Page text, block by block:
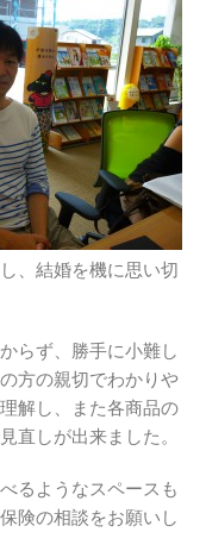
、結婚を機に思い切
らず、勝手に小難し
方の親切でわかりや
解し、また各商品の
直しが出来ました。
るようなスペースも
険の相談をお願いし